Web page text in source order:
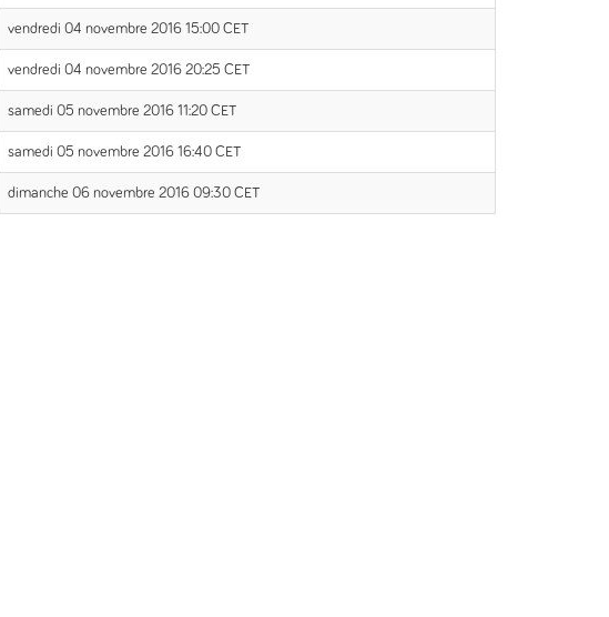
vendredi 04 novembre 2016 15:00 CET
vendredi 04 novembre 2016 20:25 CET
samedi 05 novembre 2016 11:20 CET
samedi 05 novembre 2016 16:40 CET
dimanche 06 novembre 2016 09:30 CET